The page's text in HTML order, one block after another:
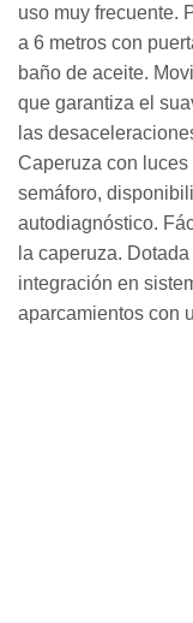
uso muy frecuente.
a 6 metros con
baño de aceite.
que garantiza el
las
Caperuza con
semáforo,
autodiagnóstico.
la caperuza.
integración en
aparcamientos con